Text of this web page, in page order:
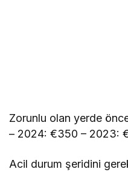
Zorunlu olan yerde
– 2024: €350 – 2023:
Acil durum şeridini